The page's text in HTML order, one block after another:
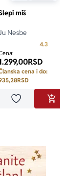
ocena je 5.0 od 5
U KORPU
miš
Nesbe
4.3
RSD
cena i do:
RSD
Dodaj u